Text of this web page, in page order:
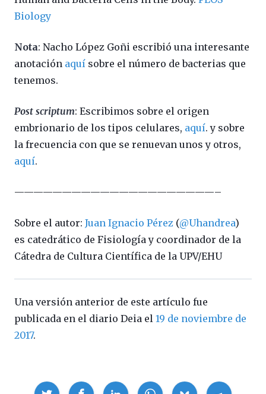
Biology
Nota: Nacho López Goñi escribió una interesante
anotación aquí sobre el número de bacterias que
tenemos.
Post scriptum: Escribimos sobre el origen
embrionario de los tipos celulares, aquí. y sobre
la frecuencia con que se renuevan unos y otros,
aquí.
—————————————————————–
Sobre el autor: Juan Ignacio Pérez (@Uhandrea)
es catedrático de Fisiología y coordinador de la
Cátedra de Cultura Científica de la UPV/EHU
Una versión anterior de este artículo fue
publicada en el diario Deia el 19 de noviembre de
2017.
Compartir